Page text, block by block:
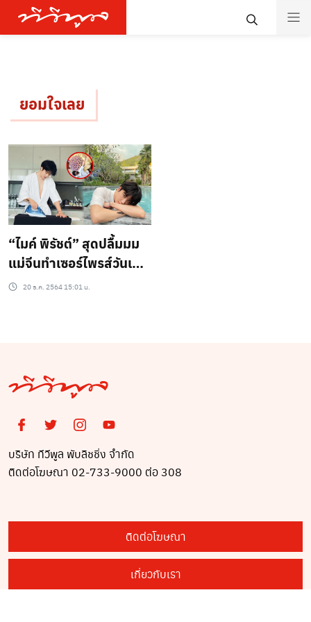
ยอมใจเลย
“ไมค์ พิรัชต์” สุดปลื้มมม
แม่จีนทำเซอร์ไพรส์วันเกิด
ดอกไม้ธนบัตรช่อโต!!!
20 ธ.ค. 2564 15:01 น.
บริษัท ทีวีพูล พับลิชชิ่ง จำกัด
ติดต่อโฆษณา 02-733-9000 ต่อ 308
ติดต่อโฆษณา
เกี่ยวกับเรา